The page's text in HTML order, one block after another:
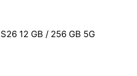
12 GB / 256 GB 5G